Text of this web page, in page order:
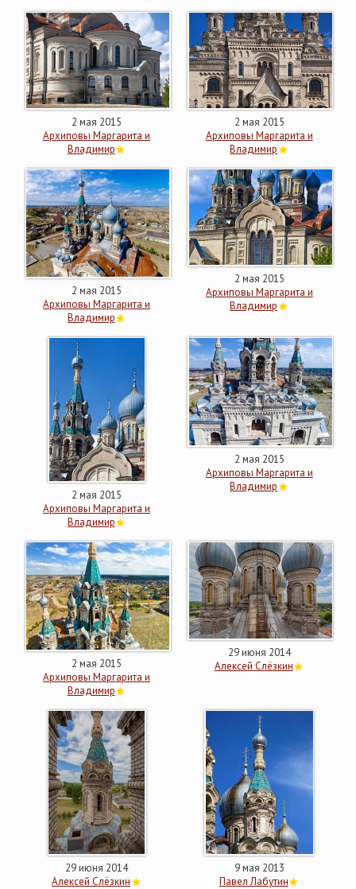
2 мая 2015
Архиповы Маргарита и
Владимир
2 мая 2015
Архиповы Маргарита и
Владимир
2 мая 2015
Архиповы Маргарита и
Владимир
2 мая 2015
Архиповы Маргарита и
Владимир
2 мая 2015
Архиповы Маргарита и
Владимир
2 мая 2015
Архиповы Маргарита и
Владимир
2 мая 2015
Архиповы Маргарита и
Владимир
29 июня 2014
Алексей Слёзкин
29 июня 2014
Алексей Слёзкин
9 мая 2013
Павел Лабутин